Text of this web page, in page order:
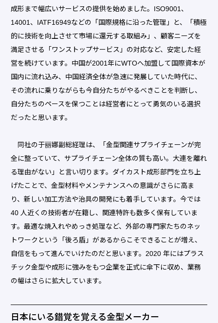
成形まで幅広いサービスの提供を始めました。ISO9001、
14001、IATF16949などの「国際規格に沿った管理」と、「積極
的に技術を向上させて市場に還元する取組み」、顧客ニーズを
満足させる「ワンストップサービス」の対応など、安定した経
営を続けています。中国が2001年にWTOへ加盟して国際資本が
国内に流れ込み、中国経済全体が急速に発展していた時代に、
その流れに乗りながらも今自分たちがやるべきことを判断し、
自分たちのペースを保つことは経営者にとって勇気のいる選択
だったと思います。
同社の于丽娜副総経理は、「金型関連サプライチェーンが完
全に整っていて、サプライチェーン全体の質も高い。大連を離れ
る理由がない」と言い切ります。ダイカスト成形部門を立ち上
げたことで、金型材料やメンテナンスへの意識がさらに高ま
り、新しい加工方法や治具の開発にも着手しています。今では
40 人近くの技術者が在籍し、関連特許も数多く保有していま
す。最適な焼入れやめっき処理など、外部の専門家たちのネッ
トワークという「後ろ盾」があるからこそできることが増え、
自信をもって進んでいけたのだと思います。2020 年にはプラス
チック金型や成形に強みをもつ企業を正式に傘下に収め、業務
の幅はさらに拡大しています。
日本にいる錯覚を覚える金型メーカー